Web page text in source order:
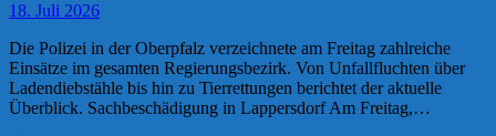
18. Juli 2026
Die Polizei in der Oberpfalz verzeichnete am Freitag zahlreiche
Einsätze im gesamten Regierungsbezirk. Von Unfallfluchten über
Ladendiebstähle bis hin zu Tierrettungen berichtet der aktuelle
Überblick. Sachbeschädigung in Lappersdorf Am Freitag,…